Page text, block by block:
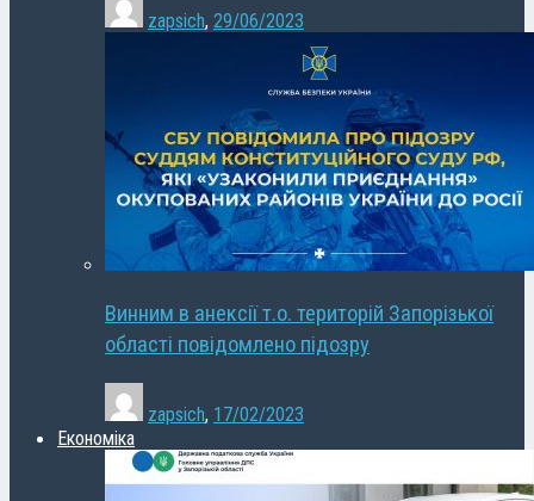
zapsich, 29/06/2023
Винним в анексії т.о. територій Запорізької
області повідомлено підозру
zapsich, 17/02/2023
Економіка